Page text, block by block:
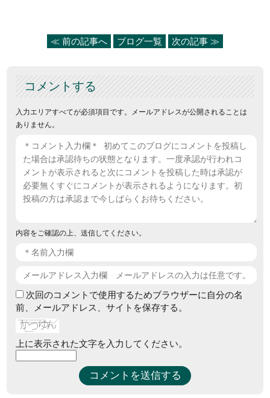
≪ 前の記事へ ブログ一覧 次の記事 ≫
コメントする
入力エリアすべてが必須項目です。メールアドレスが公開されることは
ありません。
内容をご確認の上、送信してください。
次回のコメントで使用するためブラウザーに自分の名
前、メールアドレス、サイトを保存する。
上に表示された文字を入力してください。